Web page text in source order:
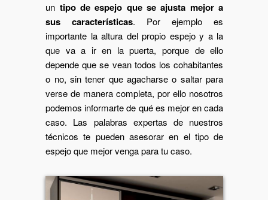
un tipo de espejo que se ajusta mejor a
sus características. Por ejemplo es
importante la altura del propio espejo y a la
que va a ir en la puerta, porque de ello
depende que se vean todos los cohabitantes
o no, sin tener que agacharse o saltar para
verse de manera completa, por ello nosotros
podemos informarte de qué es mejor en cada
caso. Las palabras expertas de nuestros
técnicos te pueden asesorar en el tipo de
espejo que mejor venga para tu caso.